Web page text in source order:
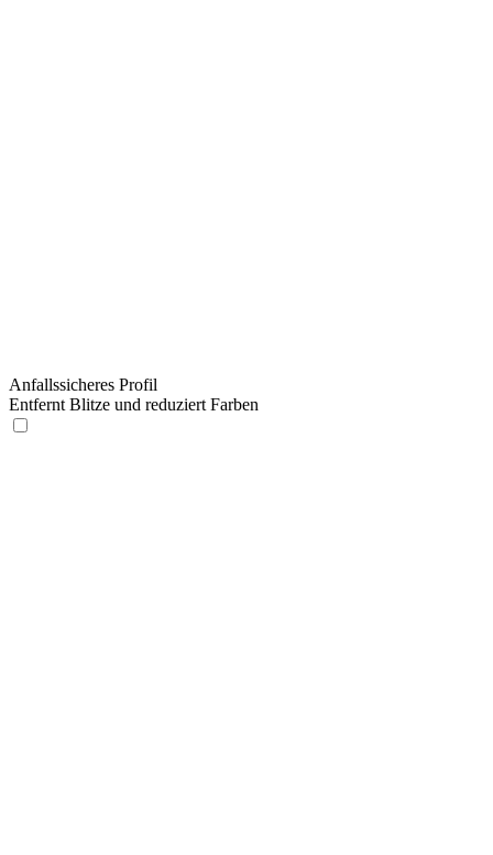
Anfallssicheres Profil
Entfernt Blitze und reduziert Farben